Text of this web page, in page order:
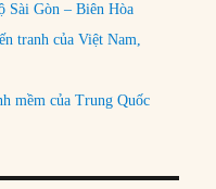
Sài Gòn – Biên Hòa
tranh của Việt Nam,
mềm của Trung Quốc